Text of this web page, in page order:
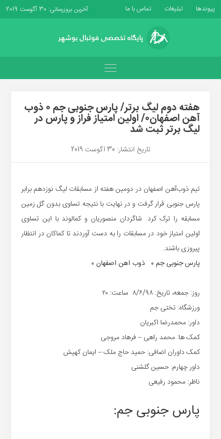
پیوندها تبلیغات تماس با ما آخرین بروزرسانی: 30 آگوست 2019
هفته دوم لیگ برتر/ پارس جنوبی جم ۰ ذوب
آهن اصفهان۰/ اولین امتیاز فراز و پارس در
لیگ برتر ثبت شد
تاریخ انتشار: 30 آگوست 2019
تیم ذوب‌آهن اصفهان در دومین هفته از مسابقات لیگ نوزدهم برابر
پارس جنوبی قرار گرفت و در نهایت با نتیجه تساوی بدون گل زمین
مسابقه را ترک کرد. شاگردان منصوریان و کمالوند با این تساوی
اولین امتیاز خود در مسابقات را به دست آوردند تا کماکان در انتظار
پیروزی باشند.
پارس جنوبی جم ۰ ذوب اهن اصفهان ۰
روز: جمعه، تاریخ: ۸/۶/۹۸ ساعت: ۲۰
ورزشگاه: تختی جم
داور: محمدرضا اکبریان
کمک ها: محمد راهی – فرهاد مروجی
کمک داوران اضافی: حمید حاج ملک – ایمان کهیش
داور چهارم: حسین گلشنی
ناظر: محمود رفیعی
پارس جنوبی جم: